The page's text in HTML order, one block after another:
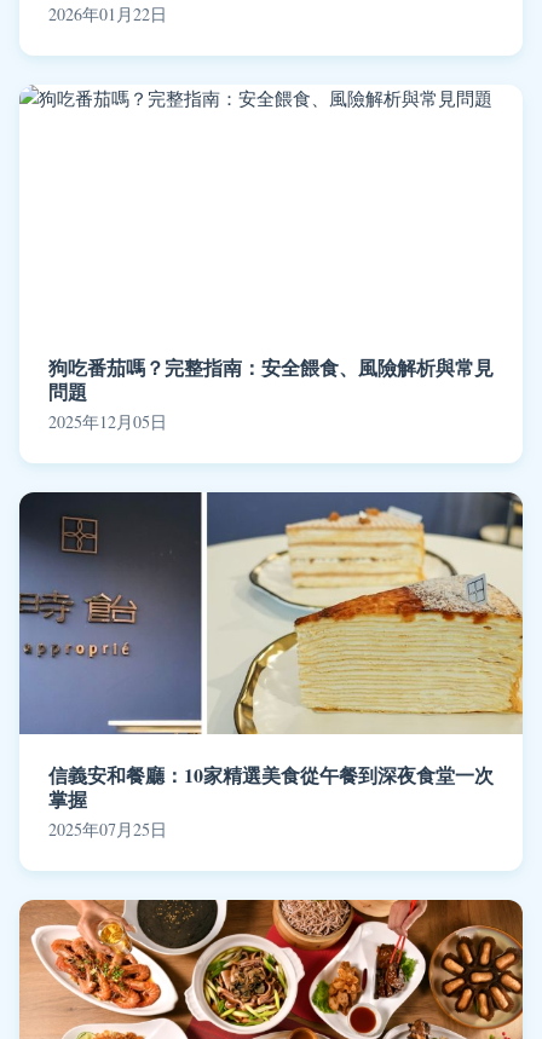
2026年01月22日
狗吃番茄嗎？完整指南：安全餵食、風險解析與常見
問題
2025年12月05日
信義安和餐廳：10家精選美食從午餐到深夜食堂一次
掌握
2025年07月25日